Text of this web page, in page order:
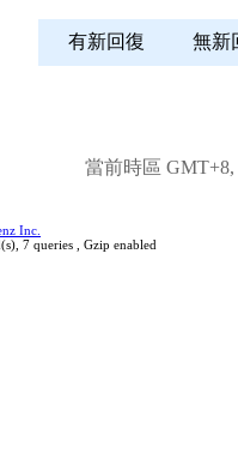
有新回復 無
當前時區 GMT+8,
Inc.
7 queries , Gzip enabled